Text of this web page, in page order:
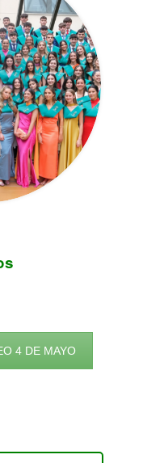
4 DE MAYO